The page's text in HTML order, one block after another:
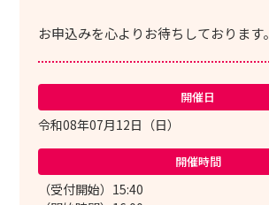
お申込みを心よりお待ちしております。
開催日
令和08年07月12日（日）
開催時間
（受付開始）15:40